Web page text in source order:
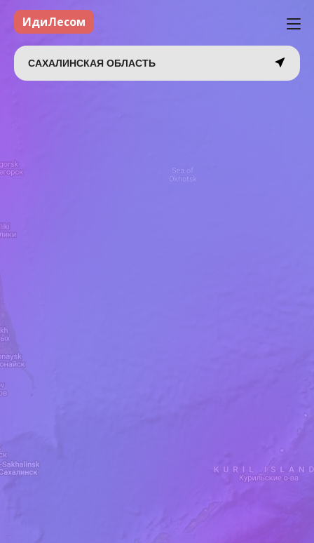
ИдиЛесом
САХАЛИНСКАЯ ОБЛАСТЬ